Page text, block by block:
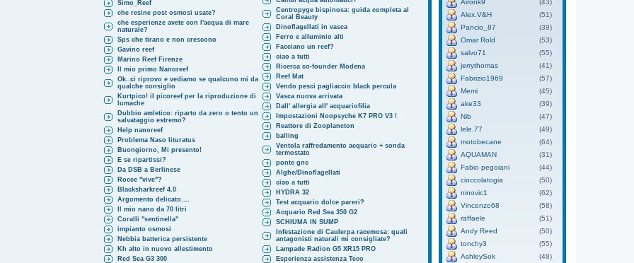
Simo_Reef
che resine post osmosi usate?
che esperienze avete con l'acqua di mare
naturale?
Sps che tirano e non crescono
Gavino reef
Marino Reef Firenze
Il mio primo Nanoreef
Ok..ci riprovo e vediamo se qualcuno mi da
qualche consiglio
Kurtpico! il picoreef per la riproduzione di
lumache
Dubbio amletico: riparto da zero o tento un
salvataggio estremo?
Help nanoreef
Problema Naso lituratus
Buongiorno, Mi presento!
E se ripartissi?
Da DSB a Berlinese
Rocce "vive"?
Blacksharkreef 4.0
Argomento delicato….
Il mio nano da 70 litri
Coralli "sentinella"
impianto osmosi
Nebbia batterica persistente
Kh alto in nuovo allestimento
Red Sea G3 300
Centropyge bispinosa: guida completa al
Coral Beauty
Dinoflagellati in vasca
Ferro e alluminio alti
Facciano un reef?
ciao a tutti
Ricerca co-founder Modena
Reef Mat
Vendo pesci pagliaccio black percula
Vasca nuova arrivata
Dall' allergia all' acquariofilia
Impostazioni Noopsyche K7 PRO V3 !
Reattore di Zooplancton
balling
Ventola raffredamento acquario + sonda
termostato
ponte gnc
Alghe/Dinoflagellati
ciao a tutti
HYDRA 32
Test acquario dolce pareri?
Acquario Red Sea 350 G2
SCHIUMA IN SUMP
Infestazione di Caulerpa racemosa: quali
antagonisti naturali mi consigliate?
Lampade Radion G5 XR15 PRO
Esperienza assistenza Teco
Alex.V&H
(51)
Pancio_87
(39)
Omar Rold
(53)
salvo71
(55)
jerrythomas
(41)
Fabrizio1969
(57)
Memi
(45)
ake33
(39)
Nib
(47)
lele.77
(49)
motobecane
(64)
AQUAMAN
(31)
Fabio pegoiani
(44)
cioccolatogia
(50)
ninovic1
(62)
Vincenzo68
(58)
raffaele
(51)
Andy Reed
(50)
tonchy3
(55)
AshleySok
(48)